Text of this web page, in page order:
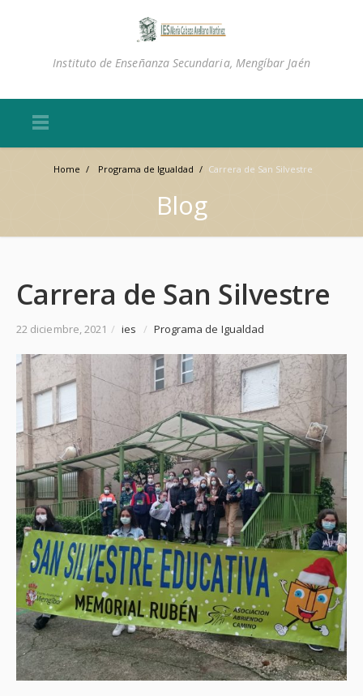
Instituto de Enseñanza Secundaria, Mengíbar Jaén
Home / Programa de Igualdad / Carrera de San Silvestre
Blog
Carrera de San Silvestre
22 diciembre, 2021 / ies / Programa de Igualdad